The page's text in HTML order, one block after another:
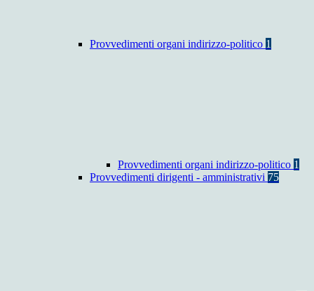
Provvedimenti organi indirizzo-politico 1
Provvedimenti organi indirizzo-politico 1
Provvedimenti dirigenti - amministrativi 75